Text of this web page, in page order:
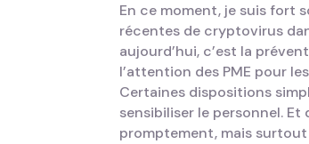
En ce moment, je suis fort
récentes de cryptovirus
aujourd’hui, c’est la
l’attention des PME pour
Certaines dispositions
sensibiliser le personnel.
promptement, mais